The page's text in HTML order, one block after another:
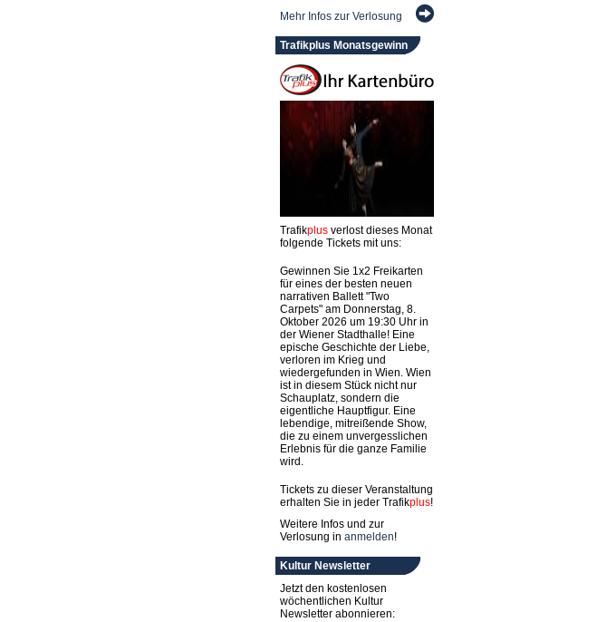
Mehr Infos zur Verlosung
Trafikplus Monatsgewinn
Trafikplusverlost dieses Monat
folgende Tickets mit uns:
Gewinnen Sie 1x2 Freikarten
für eines der besten neuen
narrativen Ballett "Two
Carpets" am Donnerstag, 8.
Oktober 2026 um 19:30 Uhr in
der Wiener Stadthalle! Eine
epische Geschichte der Liebe,
verloren im Krieg und
wiedergefunden in Wien. Wien
ist in diesem Stück nicht nur
Schauplatz, sondern die
eigentliche Hauptfigur. Eine
lebendige, mitreißende Show,
die zu einem unvergesslichen
Erlebnis für die ganze Familie
wird.
Tickets zu dieser Veranstaltung
erhalten Sie in jeder Trafikplus!
Weitere Infos und zur
Verlosung in anmelden!
Kultur Newsletter
Jetzt den kostenlosen
wöchentlichen Kultur
Newsletter abonnieren: